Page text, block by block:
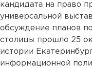
кандидата на право
универсальной
обсуждение планов
столицы прошло 25
истории
информационной